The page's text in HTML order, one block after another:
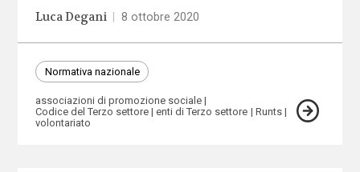
Luca Degani 8 ottobre 2020
Normativa nazionale
associazioni di promozione sociale
Codice del Terzo settore
enti di Terzo settore
Runts
volontariato